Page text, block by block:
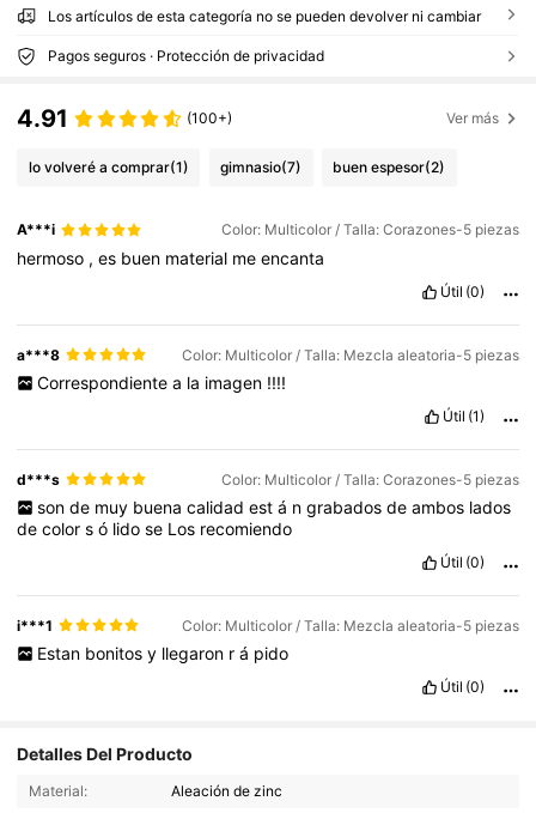
Los artículos de esta categoría no se pueden devolver ni cambiar
Pagos seguros · Protección de privacidad
4.91 (100+) Ver más
lo volveré a comprar(1) gimnasio(7) buen espesor(2)
A***i Color: Multicolor / Talla: Corazones-5 piezas
hermoso ,es buen material meencanta
Útil (0)
a***8 Color: Multicolor / Talla: Mezcla aleatoria-5 piezas
Correspondiente a la imagen !!!!
Útil (1)
d***s Color: Multicolor / Talla: Corazones-5 piezas
son de muy buena calidad est á n grabados de ambos lados
decolorsó lidose Los recomiendo
Útil (0)
i***1 Color: Multicolor / Talla: Mezcla aleatoria-5 piezas
Estan bonitos y llegaron r á pido
Útil (0)
Detalles Del Producto
Material: Aleación de zinc
4.92 3.7K Seguidores
3.7K Seguidores